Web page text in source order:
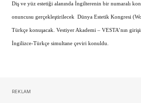
Diş ve yüz estetiği alanında İngilterenin bir numaralı
onuncusu gerçekleştirilecek Dünya Estetik Kongresi
Türkçe konuşacak. Vestiyer Akademi – VESTA’nın
İngilizce-Türkçe simultane çeviri konuldu.
REKLAM